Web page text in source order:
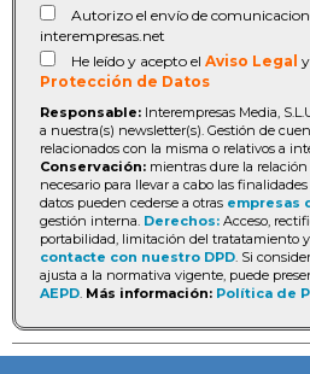
Autorizo el envío de
interempresas.net
He leído y acepto el Aviso Legal
Protección de Datos
Responsable: Interempresas Media,
a nuestra(s) newsletter(s). Gestión de
relacionados con la misma o relativos a
Conservación: mientras dure la
necesario para llevar a cabo las finalidades
datos pueden cederse a otras empresas
gestión interna. Derechos: Acceso,
portabilidad, limitación del tratatamiento
contacte con nuestro DPD . Si
ajusta a la normativa vigente, puede
AEPD Más información: Política de